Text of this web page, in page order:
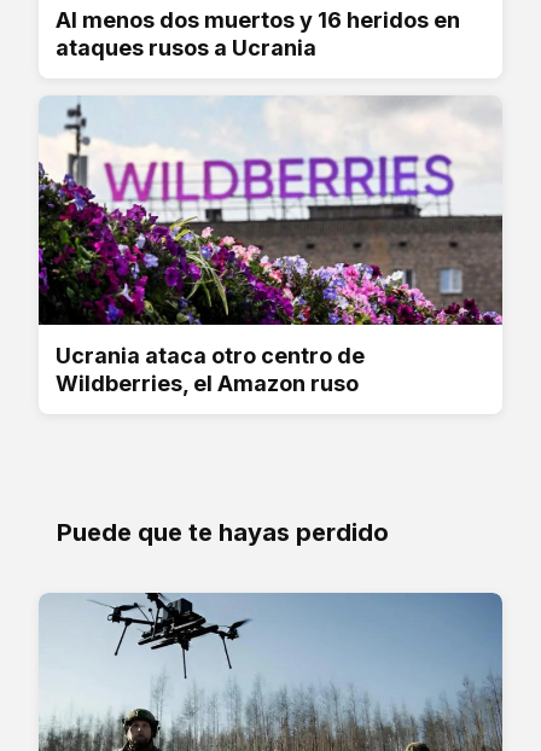
Al menos dos muertos y 16 heridos en
ataques rusos a Ucrania
Ucrania ataca otro centro de
Wildberries, el Amazon ruso
Puede que te hayas perdido